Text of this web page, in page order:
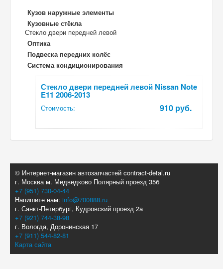
Кузов наружные элементы
Кузовные стёкла
Стекло двери передней левой
Оптика
Подвеска передних колёс
Система кондиционирования
Стекло двери передней левой Nissan Note
E11 2006-2013
Стоимость: 910 руб.
© Интернет-магазин автозапчастей contract-detal.ru
г. Москва м. Медведково Полярный проезд 35б
+7 (951) 730-04-44
Напишите нам: info@700888.ru
г. Санкт-Петербург, Кудровский проезд 2а
+7 (921) 744-38-98
г. Вологда, Доронинская 17
+7 (911) 544-82-81
Карта сайта